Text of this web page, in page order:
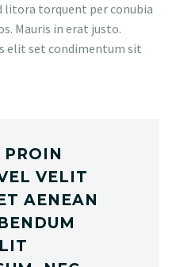
litora torquent per conubia
Mauris in erat justo.
elit set condimentum sit
VELIT
AENEAN